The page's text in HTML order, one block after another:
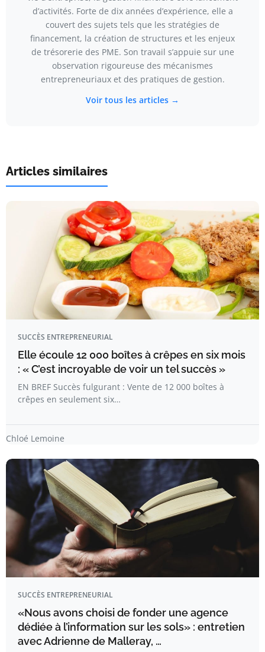
d’activités. Forte de dix années d’expérience, elle a
couvert des sujets tels que les stratégies de
financement, la création de structures et les enjeux
de trésorerie des PME. Son travail s’appuie sur une
observation rigoureuse des mécanismes
entrepreneuriaux et des pratiques de gestion.
Voir tous les articles →
Articles similaires
SUCCÈS ENTREPRENEURIAL
Elle écoule 12 000 boîtes à crêpes en six mois
: « C’est incroyable de voir un tel succès »
EN BREF Succès fulgurant : Vente de 12 000 boîtes à
crêpes en seulement six…
Chloé Lemoine
SUCCÈS ENTREPRENEURIAL
«Nous avons choisi de fonder une agence
dédiée à l’information sur les sols» : entretien
avec Adrienne de Malleray, …